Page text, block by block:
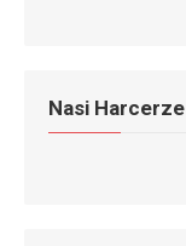
Nasi Harcerze